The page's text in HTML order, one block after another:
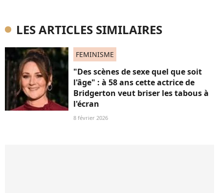
LES ARTICLES SIMILAIRES
FEMINISME
"Des scènes de sexe quel que soit
l'âge" : à 58 ans cette actrice de
Bridgerton veut briser les tabous à
l'écran
8 février 2026